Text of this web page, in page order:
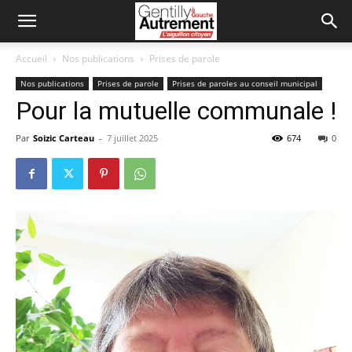
Accueil Nos publications Prises de parole
Nos publications Prises de parole Prises de paroles au conseil municipal
Pour la mutuelle communale !
Par Soizic Carteau - 7 juillet 2025 0
674